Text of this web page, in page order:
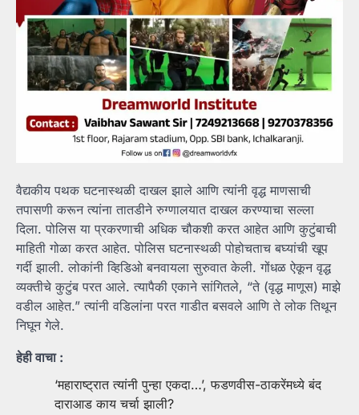
वैद्यकीय पथक घटनास्थळी दाखल झाले आणि त्यांनी वृद्ध माणसाची
तपासणी करून त्यांना तातडीने रुग्णालयात दाखल करण्याचा सल्ला
दिला. पोलिस या प्रकरणाची अधिक चौकशी करत आहेत आणि कुटुंबाची
माहिती गोळा करत आहेत. पोलिस घटनास्थळी पोहोचताच बघ्यांची खूप
गर्दी झाली. लोकांनी व्हिडिओ बनवायला सुरुवात केली. गोंधळ ऐकून वृद्ध
व्यक्तीचे कुटुंब परत आले. त्यापैकी एकाने सांगितले, “ते (वृद्ध माणूस) माझे
वडील आहेत.” त्यांनी वडिलांना परत गाडीत बसवले आणि ते लोक तिथून
निघून गेले.
हेही वाचा :
‘महाराष्ट्रात त्यांनी पुन्हा एकदा…’, फडणवीस-ठाकरेंमध्ये बंद
दाराआड काय चर्चा झाली?